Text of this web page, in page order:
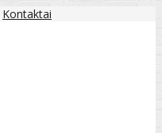
Kontaktai